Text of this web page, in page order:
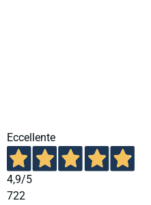
Eccellente
4,9/5
722